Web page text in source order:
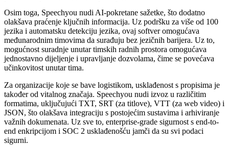
Osim toga, Speechyou nudi AI-pokretane sažetke, što dodatno
olakšava praćenje ključnih informacija. Uz podršku za više od 100
jezika i automatsku detekciju jezika, ovaj softver omogućava
međunarodnim timovima da surađuju bez jezičnih barijera. Uz to,
mogućnost suradnje unutar timskih radnih prostora omogućava
jednostavno dijeljenje i upravljanje dozvolama, čime se povećava
učinkovitost unutar tima.
Za organizacije koje se bave logistikom, usklađenost s propisima je
također od vitalnog značaja. Speechyou nudi izvoz u različitim
formatima, uključujući TXT, SRT (za titlove), VTT (za web video) i
JSON, što olakšava integraciju s postojećim sustavima i arhiviranje
važnih dokumenata. Uz sve to, enterprise-grade sigurnost s end-to-
end enkripcijom i SOC 2 usklađenošću jamči da su svi podaci
sigurni.